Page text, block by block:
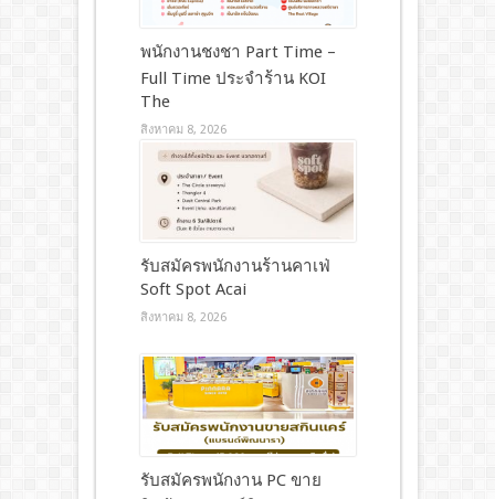
พนักงานชงชา Part Time –
Full Time ประจำร้าน KOI
The
สิงหาคม 8, 2026
รับสมัครพนักงานร้านคาเฟ่
Soft Spot Acai
สิงหาคม 8, 2026
รับสมัครพนักงาน PC ขาย